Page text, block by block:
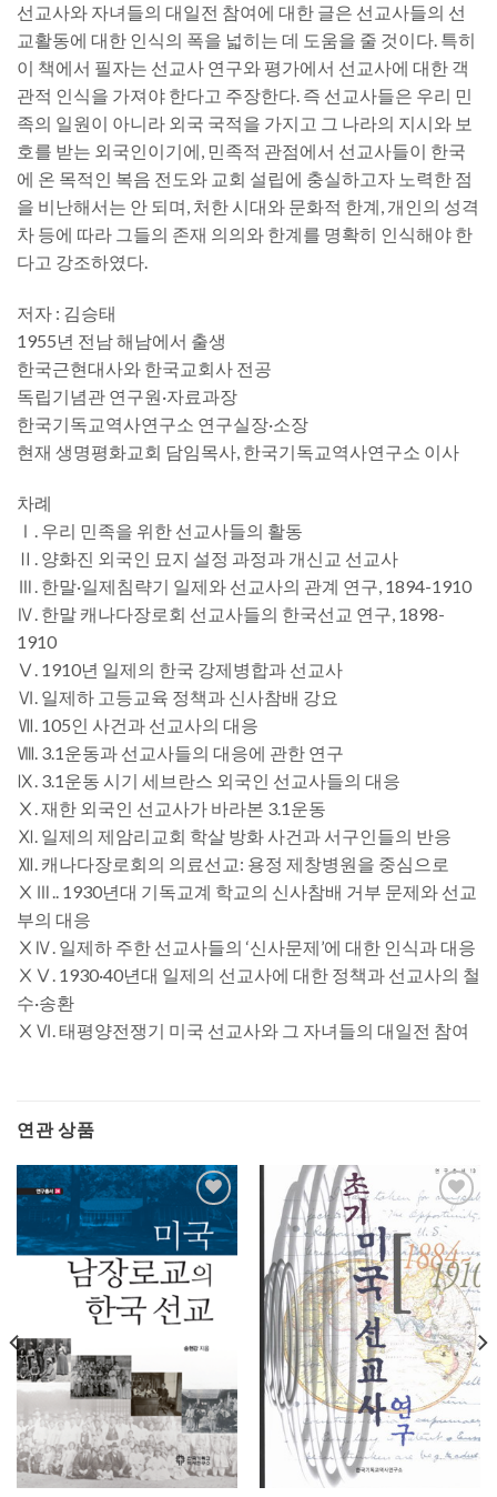
선교사와 자녀들의 대일전 참여에 대한 글은 선교사들의 선
교활동에 대한 인식의 폭을 넓히는 데 도움을 줄 것이다. 특히
이 책에서 필자는 선교사 연구와 평가에서 선교사에 대한 객
관적 인식을 가져야 한다고 주장한다. 즉 선교사들은 우리 민
족의 일원이 아니라 외국 국적을 가지고 그 나라의 지시와 보
호를 받는 외국인이기에, 민족적 관점에서 선교사들이 한국
에 온 목적인 복음 전도와 교회 설립에 충실하고자 노력한 점
을 비난해서는 안 되며, 처한 시대와 문화적 한계, 개인의 성격
차 등에 따라 그들의 존재 의의와 한계를 명확히 인식해야 한
다고 강조하였다.
저자 : 김승태
1955년 전남 해남에서 출생
한국근현대사와 한국교회사 전공
독립기념관 연구원·자료과장
한국기독교역사연구소 연구실장·소장
현재 생명평화교회 담임목사, 한국기독교역사연구소 이사
차례
Ⅰ. 우리 민족을 위한 선교사들의 활동
Ⅱ. 양화진 외국인 묘지 설정 과정과 개신교 선교사
Ⅲ. 한말·일제침략기 일제와 선교사의 관계 연구, 1894-1910
Ⅳ. 한말 캐나다장로회 선교사들의 한국선교 연구, 1898-
1910
Ⅴ. 1910년 일제의 한국 강제병합과 선교사
Ⅵ. 일제하 고등교육 정책과 신사참배 강요
Ⅶ. 105인 사건과 선교사의 대응
Ⅷ. 3.1운동과 선교사들의 대응에 관한 연구
Ⅸ. 3.1운동 시기 세브란스 외국인 선교사들의 대응
Ⅹ. 재한 외국인 선교사가 바라본 3.1운동
Ⅺ. 일제의 제암리교회 학살 방화 사건과 서구인들의 반응
Ⅻ. 캐나다장로회의 의료선교: 용정 제창병원을 중심으로
ⅩⅢ.. 1930년대 기독교계 학교의 신사참배 거부 문제와 선교
부의 대응
ⅩⅣ. 일제하 주한 선교사들의 ‘신사문제’에 대한 인식과 대응
ⅩⅤ. 1930·40년대 일제의 선교사에 대한 정책과 선교사의 철
수·송환
ⅩⅥ. 태평양전쟁기 미국 선교사와 그 자녀들의 대일전 참여
연관 상품
Add to
wishlist
Add to
wishlist